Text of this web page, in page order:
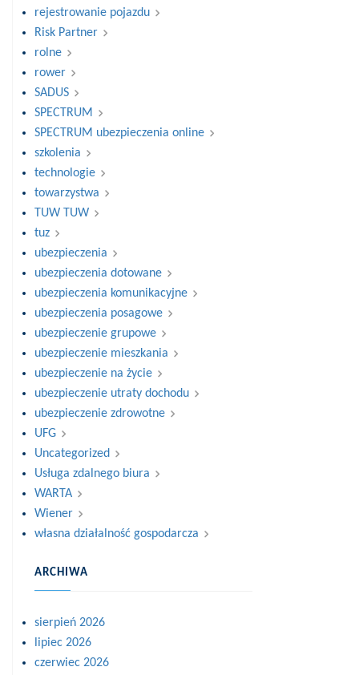
rejestrowanie pojazdu
Risk Partner
rolne
rower
SADUS
SPECTRUM
SPECTRUM ubezpieczenia online
szkolenia
technologie
towarzystwa
TUW TUW
tuz
ubezpieczenia
ubezpieczenia dotowane
ubezpieczenia komunikacyjne
ubezpieczenia posagowe
ubezpieczenie grupowe
ubezpieczenie mieszkania
ubezpieczenie na życie
ubezpieczenie utraty dochodu
ubezpieczenie zdrowotne
UFG
Uncategorized
Usługa zdalnego biura
WARTA
Wiener
własna działalność gospodarcza
ARCHIWA
sierpień 2026
lipiec 2026
czerwiec 2026